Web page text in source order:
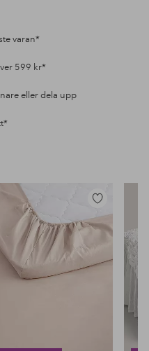
varan*
599 kr*
eller dela upp
Lägg
till
i